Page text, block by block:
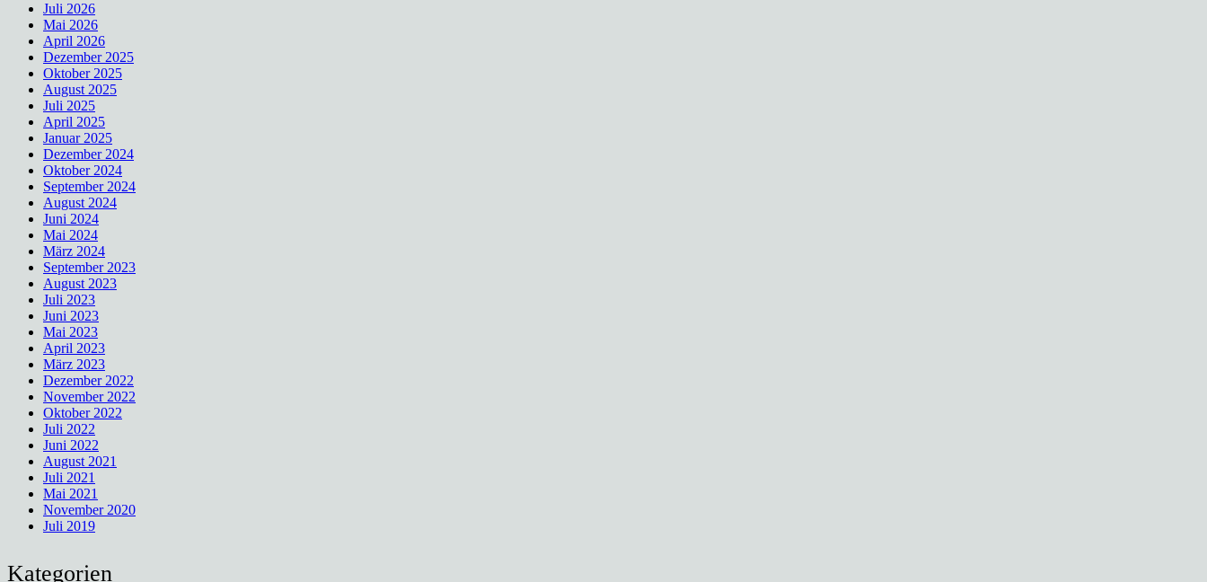
Juli 2026
Mai 2026
April 2026
Dezember 2025
Oktober 2025
August 2025
Juli 2025
April 2025
Januar 2025
Dezember 2024
Oktober 2024
September 2024
August 2024
Juni 2024
Mai 2024
März 2024
September 2023
August 2023
Juli 2023
Juni 2023
Mai 2023
April 2023
März 2023
Dezember 2022
November 2022
Oktober 2022
Juli 2022
Juni 2022
August 2021
Juli 2021
Mai 2021
November 2020
Juli 2019
Kategorien